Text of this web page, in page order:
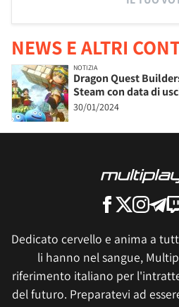
NEWS E ALTRI
NOTIZIA
Dragon Quest
Steam con data di
30/01/2024
Dedicato cervello e anima a
li hanno nel sangue,
riferimento italiano per
del futuro. Preparatevi ad